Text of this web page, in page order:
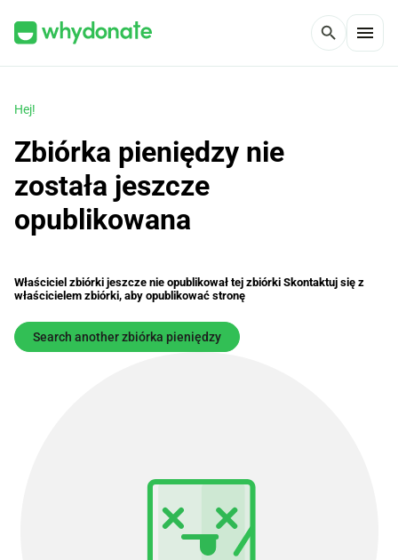
search menu
Hej!
Zbiórka pieniędzy nie
została jeszcze
opublikowana
Właściciel zbiórki jeszcze nie opublikował tej zbiórki Skontaktuj się z
właścicielem zbiórki, aby opublikować stronę
Search another zbiórka pieniędzy